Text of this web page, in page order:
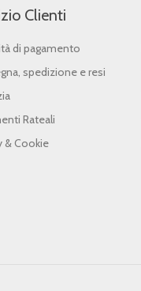
Clienti
di pagamento
spedizione e resi
Rateali
& Cookie